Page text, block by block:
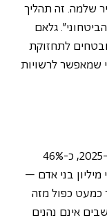
שלמה. זה תהליך
גלאם
לתחזוקת
שמאפשר לרשויות
בני אדם –
כמעט כפול מזה
שבו כ-26% מהתושבים אינם נהנים